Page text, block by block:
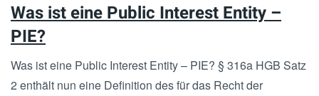
Was ist eine Public Interest Entity –
PIE?
Was ist eine Public Interest Entity – PIE? § 316a HGB Satz
2 enthält nun eine Definition des für das Recht der